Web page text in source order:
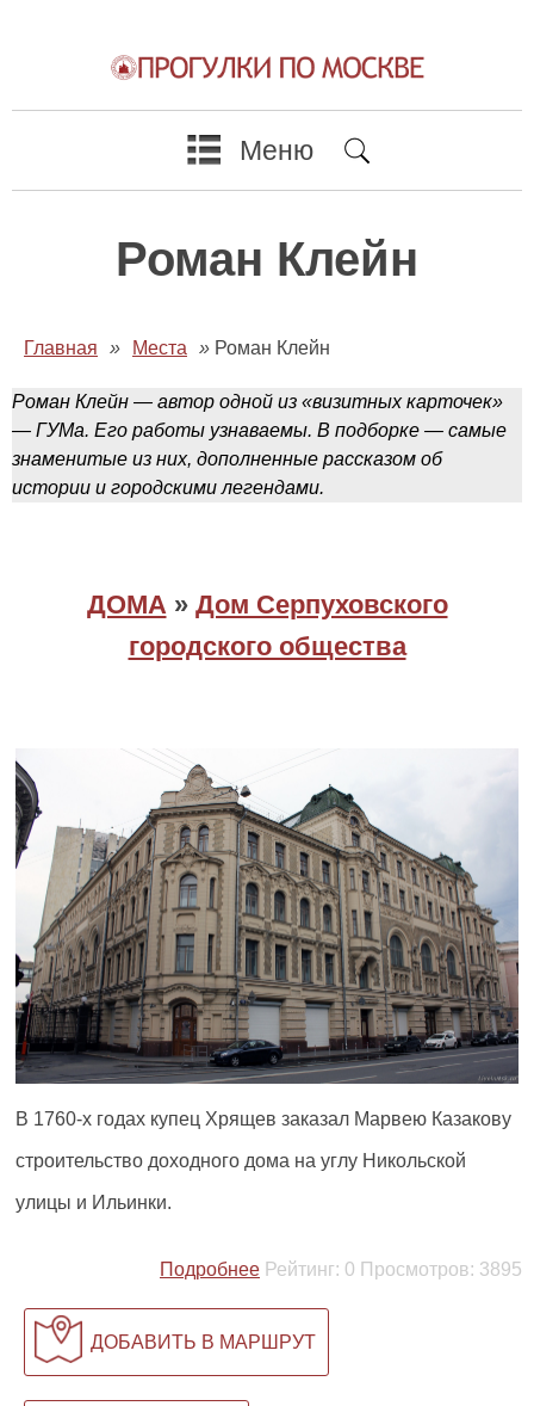
Меню
Роман Клейн
Главная » Места » Роман Клейн
Роман Клейн — автор одной из «визитных карточек»
— ГУМа. Его работы узнаваемы. В подборке — самые
знаменитые из них, дополненные рассказом об
истории и городскими легендами.
ДОМА » Дом Серпуховского
городского общества
В 1760-х годах купец Хрящев заказал Марвею Казакову
строительство доходного дома на углу Никольской
улицы и Ильинки.
Подробнее Рейтинг: 0 Просмотров: 3895
ДОБАВИТЬ В МАРШРУТ